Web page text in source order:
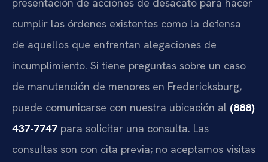
cumplir las órdenes existentes como la defensa
de aquellos que enfrentan alegaciones de
incumplimiento. Si tiene preguntas sobre un caso
de manutención de menores en Fredericksburg,
puede comunicarse con nuestra ubicación al (888)
437-7747 para solicitar una consulta. Las
consultas son con cita previa; no aceptamos visitas